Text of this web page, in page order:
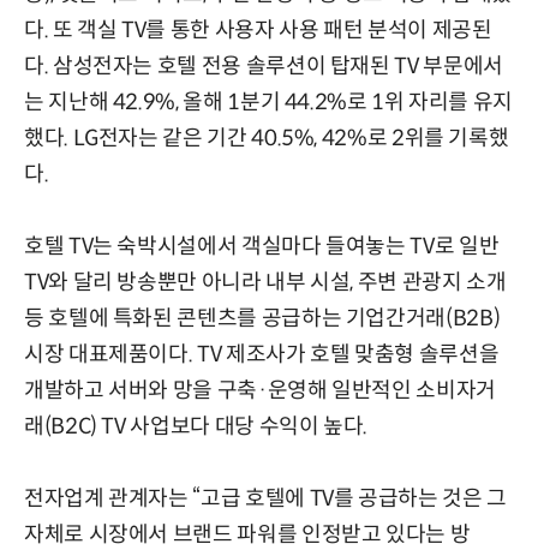
다. 또 객실 TV를 통한 사용자 사용 패턴 분석이 제공된
다. 삼성전자는 호텔 전용 솔루션이 탑재된 TV 부문에서
는 지난해 42.9%, 올해 1분기 44.2%로 1위 자리를 유지
했다. LG전자는 같은 기간 40.5%, 42%로 2위를 기록했
다.
호텔 TV는 숙박시설에서 객실마다 들여놓는 TV로 일반
TV와 달리 방송뿐만 아니라 내부 시설, 주변 관광지 소개
등 호텔에 특화된 콘텐츠를 공급하는 기업간거래(B2B)
시장 대표제품이다. TV 제조사가 호텔 맞춤형 솔루션을
개발하고 서버와 망을 구축·운영해 일반적인 소비자거
래(B2C) TV 사업보다 대당 수익이 높다.
전자업계 관계자는 “고급 호텔에 TV를 공급하는 것은 그
자체로 시장에서 브랜드 파워를 인정받고 있다는 방